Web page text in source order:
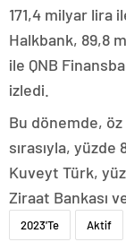
171,4 milyar lira
Halkbank, 89,8
ile QNB
izledi.
Bu dönemde, öz
sırasıyla, yüzde
Kuveyt Türk,
Ziraat Bankası
2023'Te Aktif